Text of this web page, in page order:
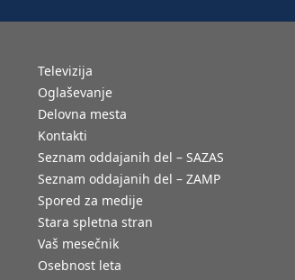
Televizija
Oglaševanje
Delovna mesta
Kontakti
Seznam oddajanih del – SAZAS
Seznam oddajanih del – ZAMP
Spored za medije
Stara spletna stran
Vaš mesečnik
Osebnost leta